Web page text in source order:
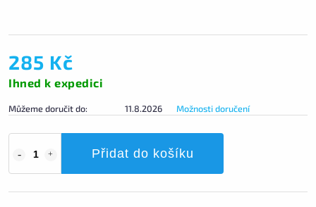
285 Kč
Ihned k expedici
Můžeme doručit do: 11.8.2026 Možnosti doručení
Přidat do košíku